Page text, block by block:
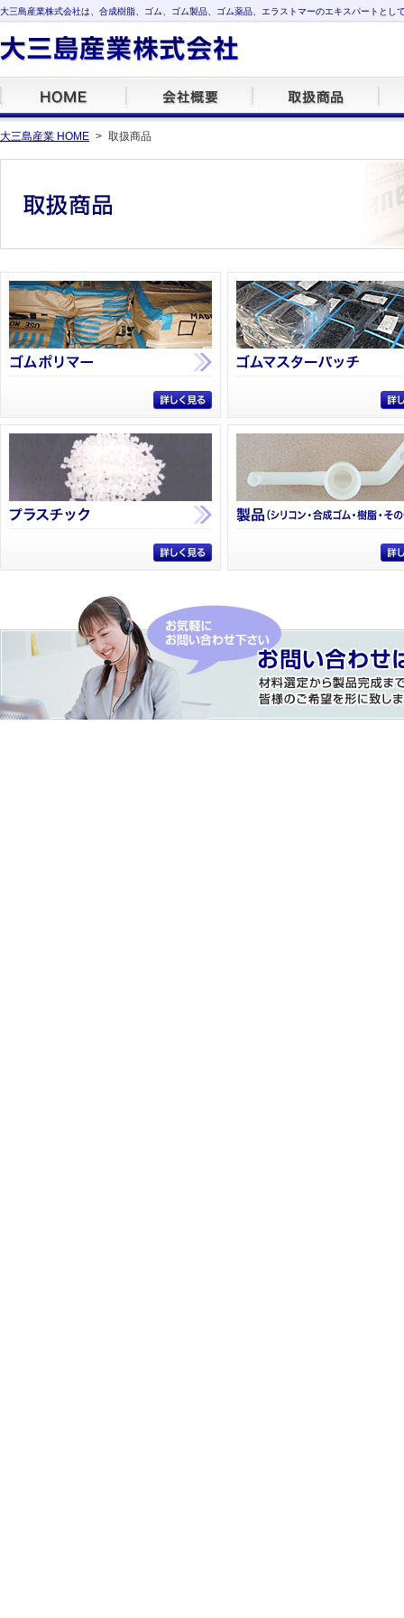
大三島産業株式会社は、合成樹脂、ゴム、ゴム製品、ゴム薬品、エラストマーのエキスパートとし
大三島産業 HOME > 取扱商品